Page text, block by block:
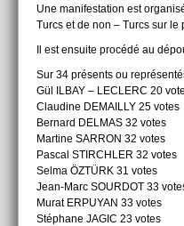
Une manifestation est
Turcs et de non – Turcs sur le
Il est ensuite procédé au
Sur 34 présents ou
Gül ILBAY – LECLERC 20
Claudine DEMAILLY 25 votes
Bernard DELMAS 32 votes
Martine SARRON 32 votes
Pascal STIRCHLER 32 votes
Selma ÖZTÜRK 31 votes
Jean-Marc SOURDOT 33
Murat ERPUYAN 33 votes
Stéphane JAGIC 23 votes